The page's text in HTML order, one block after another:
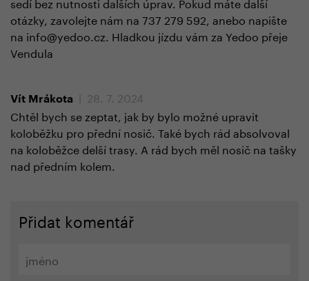
otázky, zavolejte nám na 737 279 592, anebo napište
na info@yedoo.cz. Hladkou jízdu vám za Yedoo přeje
Vendula
Vít Mrákota
| 28. 7. 2024
Chtěl bych se zeptat, jak by bylo možné upravit
koloběžku pro přední nosič. Také bych rád absolvoval
na koloběžce delší trasy. A rád bych měl nosič na tašky
nad předním kolem.
Přidat komentář